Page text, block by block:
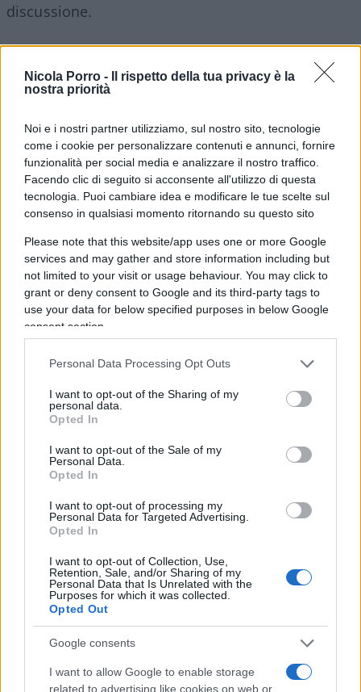
Nicola Porro -
Il rispetto della tua privacy è la
nostra priorità
Noi e i nostri partner utilizziamo, sul nostro sito, tecnologie
come i cookie per personalizzare contenuti e annunci, fornire
funzionalità per social media e analizzare il nostro traffico.
Facendo clic di seguito si acconsente all'utilizzo di questa
tecnologia. Puoi cambiare idea e modificare le tue scelte sul
consenso in qualsiasi momento ritornando su questo sito
Please note that this website/app uses one or more Google
services and may gather and store information including but
not limited to your visit or usage behaviour. You may click to
grant or deny consent to Google and its third-party tags to
use your data for below specified purposes in below Google
consent section.
Personal Data Processing Opt Outs
I want to opt-out of the Sharing of my
personal data.
Opted In
I want to opt-out of the Sale of my
Personal Data.
Opted In
I want to opt-out of processing my
Personal Data for Targeted Advertising.
Opted In
I want to opt-out of Collection, Use,
Retention, Sale, and/or Sharing of my
Personal Data that Is Unrelated with the
Purposes for which it was collected.
Opted Out
Google consents
I want to allow Google to enable storage
related to advertising like cookies on web or
discussione.
Francesco è stato il Papa dell’
Dopo il pogromdiHamasdel 7 ottobre 2023,
quando neonati furono bruciati vivi e donne
stuprate in nome del jihad, Francescoattese
giorni prima di parlare. E quando lo fece, invocò
era il linguaggio di un leader morale. Era illessico
sfuggente e mellifluo di un diplomatico
impegnato a non irritare gli alleati ideologici.
Nessun pontefice, dal Concilio Vaticano II in poi,
aveva trattato con tanto fastidio il diritto del
popolo ebraico all’autodifesa. La Chiesa, sotto
Francesco, è tornata a
sospetto: che la sovranità ebraica sia un
problema, e il nazionalismo ebraico un’offesa
Parole e opere
Non si trattava solo di parole. Sotto Francesco, il
Vaticano ha rifiutato di riconoscere Gerusalemme
come capitale d’Israele, anche dopo che gli Stati
Uniti l’avevano fatto. Ha sostenuto
risoluzioni
Onu che negano i legami ebraicicon il Monte